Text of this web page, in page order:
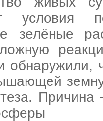
условия
зелёные
обнаружили,